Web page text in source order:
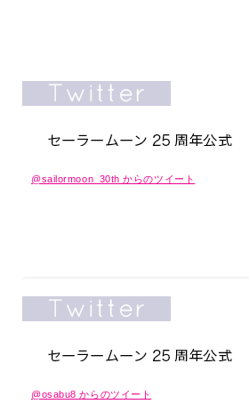
@sailormoon_30th からのツイート
@osabu8 からのツイート